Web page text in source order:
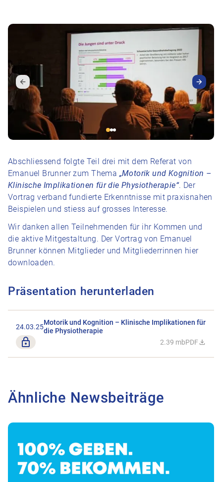
Abschliessend folgte Teil drei mit dem Referat von
Emanuel Brunner zum Thema „Motorik und Kognition –
Klinische Implikationen für die Physiotherapie“. Der
Vortrag verband fundierte Erkenntnisse mit praxisnahen
Beispielen und stiess auf grosses Interesse.
Wir danken allen Teilnehmenden für ihr Kommen und
die aktive Mitgestaltung. Der Vortrag von Emanuel
Brunner können Mitglieder und Mitgliederrinnen hier
downloaden.
Präsentation herunterladen
24.03.25Motorik und Kognition – Klinische Implikationen für
die Physiotherapie
Nur für Mitglieder 2.39 mb
Datei
PDF
Ähnliche Newsbeiträge
Zum Beitrag Kantonale Petitionen